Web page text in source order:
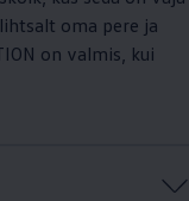
oma pere ja
on valmis, kui